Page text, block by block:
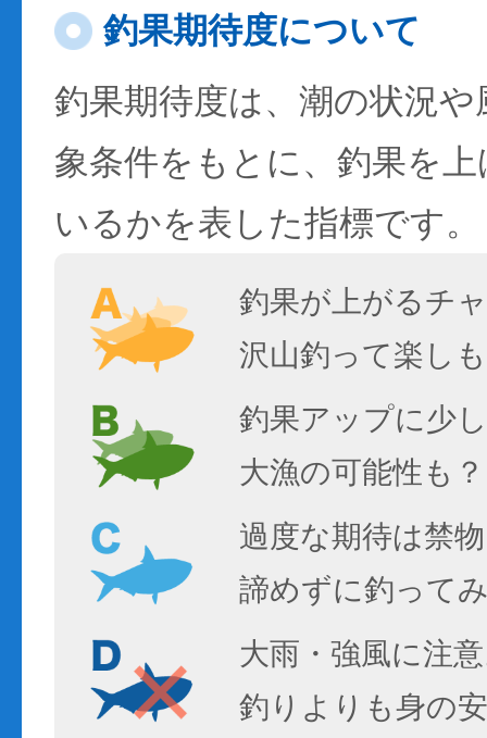
釣果期待度について
釣果期待度は、潮の状況
象条件をもとに、釣果を
いるかを表した指標です。
釣果が上がるチ
沢山釣って楽し
釣果アップに少
大漁の可能性も？
過度な期待は禁
諦めずに釣って
大雨・強風に注
釣りよりも身の